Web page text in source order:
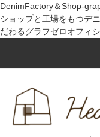
DenimFactory＆Shop-
ショップと工場をもつデ
だわるグラフゼロオフィ